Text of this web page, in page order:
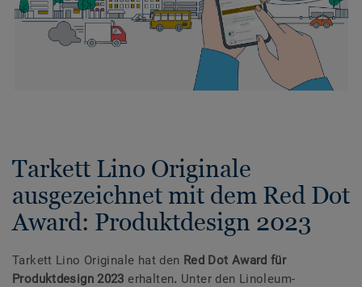
Tarkett Lino Originale
ausgezeichnet mit dem Red Dot
Award: Produktdesign 2023
Tarkett Lino Originale hat den Red Dot Award für
Produktdesign 2023 erhalten. Unter den Linoleum-